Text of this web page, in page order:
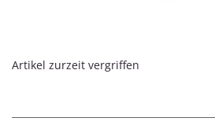
Artikel zurzeit vergriffen